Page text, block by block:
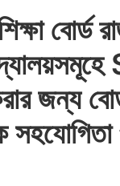
বোর্ড
জন্য